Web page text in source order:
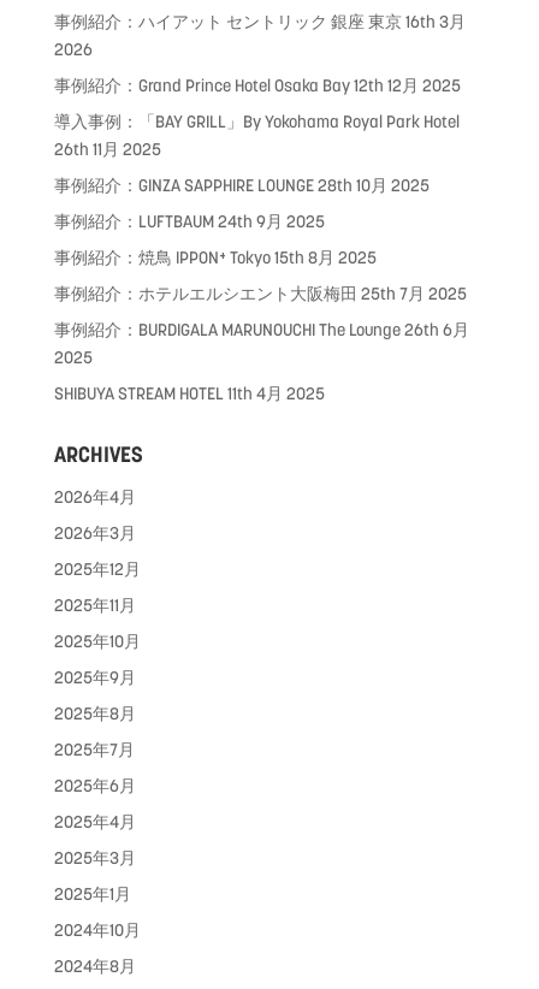
事例紹介：ハイアット セントリック 銀座 東京16th 3月
2026
事例紹介：Grand Prince Hotel Osaka Bay12th 12月 2025
導入事例：「BAY GRILL」By Yokohama Royal Park Hotel
26th 11月 2025
事例紹介：GINZA SAPPHIRE LOUNGE28th 10月 2025
事例紹介：LUFTBAUM24th 9月 2025
事例紹介：焼鳥 IPPON⁺ Tokyo15th 8月 2025
事例紹介：ホテルエルシエント大阪梅田 25th 7月 2025
事例紹介：BURDIGALA MARUNOUCHI The Lounge26th 6月
2025
SHIBUYA STREAM HOTEL11th 4月 2025
ARCHIVES
2026年4月
2026年3月
2025年12月
2025年11月
2025年10月
2025年9月
2025年8月
2025年7月
2025年6月
2025年4月
2025年3月
2025年1月
2024年10月
2024年8月